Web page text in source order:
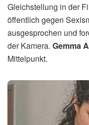
Gleichstellung in der
öffentlich gegen
ausgesprochen und
der Kamera. Gemma
Mittelpunkt.